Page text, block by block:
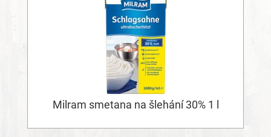
Milram smetana na šlehání 30% 1 l